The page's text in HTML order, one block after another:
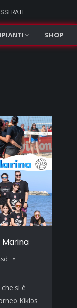
SHOP
Marina
si è
Kiklos